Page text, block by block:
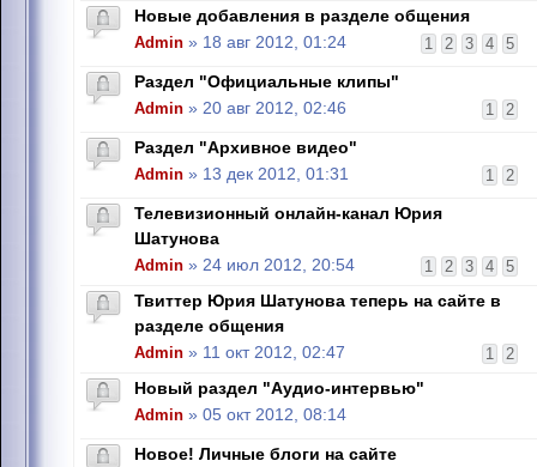
Новые добавления в разделе общения
1 2 3 4 5
Admin » 18 авг 2012, 01:24
Раздел "Официальные клипы"
1 2
Admin » 20 авг 2012, 02:46
Раздел "Архивное видео"
1 2
Admin » 13 дек 2012, 01:31
Телевизионный онлайн-канал Юрия
Шатунова
1 2 3 4 5
Admin » 24 июл 2012, 20:54
Твиттер Юрия Шатунова теперь на сайте в
разделе общения
1 2
Admin » 11 окт 2012, 02:47
Новый раздел "Аудио-интервью"
Admin » 05 окт 2012, 08:14
Новое! Личные блоги на сайте